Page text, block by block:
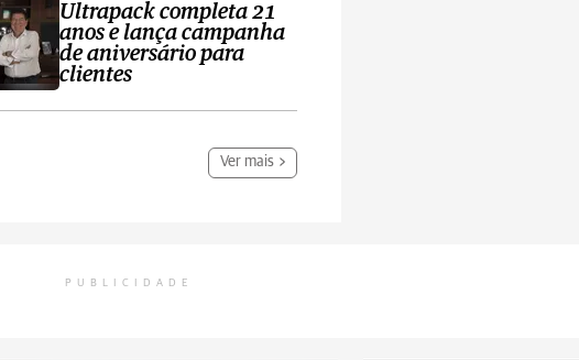
Ultrapack completa 21
anos e lança campanha
de aniversário para
clientes
Ver mais
PUBLICIDADE